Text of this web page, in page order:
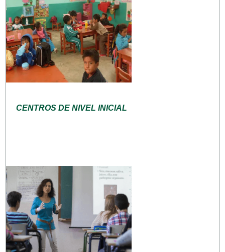
CENTROS DE NIVEL INICIAL